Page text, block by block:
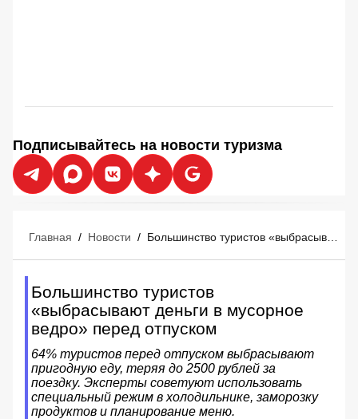
Подписывайтесь на новости туризма
Главная / Новости /
Большинство туристов
«выбрасывают деньги в мусорное
ведро» перед отпуском
64% туристов перед отпуском выбрасывают
пригодную еду, теряя до 2500 рублей за
поездку. Эксперты советуют использовать
специальный режим в холодильнике, заморозку
продуктов и планирование меню.